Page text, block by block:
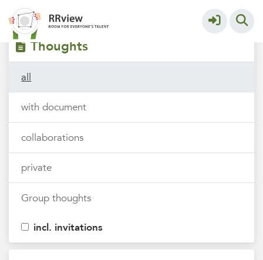
Filters tags
Thoughts
all
with document
collaborations
private
Group thoughts
incl. invitations